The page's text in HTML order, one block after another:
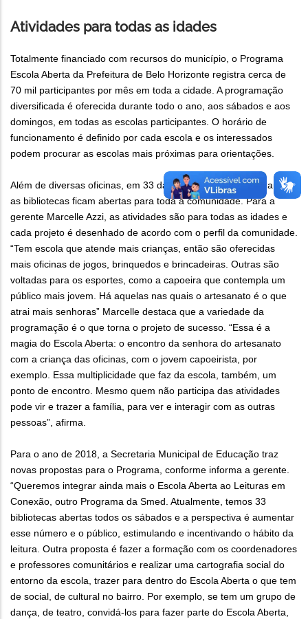
Atividades para todas as idades
Totalmente financiado com recursos do município, o Programa
Escola Aberta da Prefeitura de Belo Horizonte registra cerca de
70 mil participantes por mês em toda a cidade. A programação
diversificada é oferecida durante todo o ano, aos sábados e aos
domingos, em todas as escolas participantes. O horário de
funcionamento é definido por cada escola e os interessados
podem procurar as escolas mais próximas para orientações.
Além de diversas oficinas, em 33 das 170 escolas do programa,
as bibliotecas ficam abertas para toda a comunidade. Para a
gerente Marcelle Azzi, as atividades são para todas as idades e
cada projeto é desenhado de acordo com o perfil da comunidade.
“Tem escola que atende mais crianças, então são oferecidas
mais oficinas de jogos, brinquedos e brincadeiras. Outras são
voltadas para os esportes, como a capoeira que contempla um
público mais jovem. Há aquelas nas quais o artesanato é o que
atrai mais senhoras” Marcelle destaca que a variedade da
programação é o que torna o projeto de sucesso. “Essa é a
magia do Escola Aberta: o encontro da senhora do artesanato
com a criança das oficinas, com o jovem capoeirista, por
exemplo. Essa multiplicidade que faz da escola, também, um
ponto de encontro. Mesmo quem não participa das atividades
pode vir e trazer a família, para ver e interagir com as outras
pessoas”, afirma.
Para o ano de 2018, a Secretaria Municipal de Educação traz
novas propostas para o Programa, conforme informa a gerente.
“Queremos integrar ainda mais o Escola Aberta ao Leituras em
Conexão, outro Programa da Smed. Atualmente, temos 33
bibliotecas abertas todos os sábados e a perspectiva é aumentar
esse número e o público, estimulando e incentivando o hábito da
leitura. Outra proposta é fazer a formação com os coordenadores
e professores comunitários e realizar uma cartografia social do
entorno da escola, trazer para dentro do Escola Aberta o que tem
de social, de cultural no bairro. Por exemplo, se tem um grupo de
dança, de teatro, convidá-los para fazer parte do Escola Aberta,